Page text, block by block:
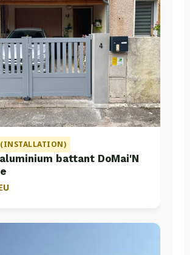
battant DoMai'N